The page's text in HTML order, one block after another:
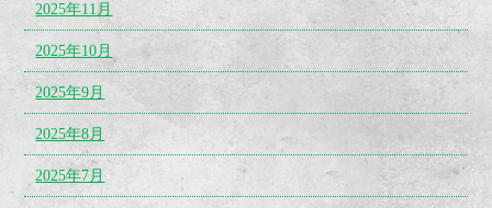
2025年11月
2025年10月
2025年9月
2025年8月
2025年7月